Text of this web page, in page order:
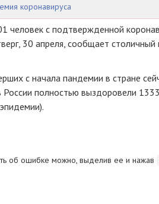
коронавируса
человек с подтвержденной
30 апреля, сообщает
с начала пандемии в стране
России полностью выздоровели
об ошибке можно, выделив ее и нажав